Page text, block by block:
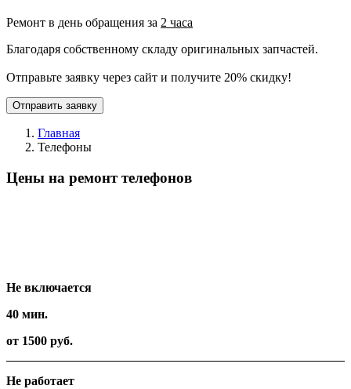
Ремонт в день обращения за 2 часа
Благодаря собственному складу оригинальных запчастей.
Отправьте заявку через сайт и получите 20% скидку!
Отправить заявку
Главная
Телефоны
Цены на ремонт телефонов
Не включается
40 мин.
от 1500 руб.
Не работает